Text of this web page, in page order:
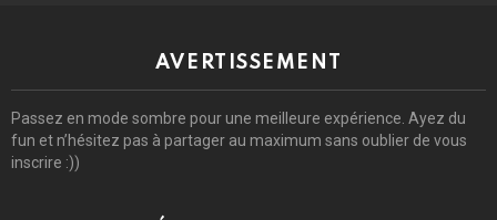
AVERTISSEMENT
Passez en mode sombre pour une meilleure expérience. Ayez du
fun et n’hésitez pas à partager au maximum sans oublier de vous
inscrire :))